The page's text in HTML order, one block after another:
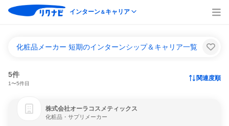
インターン＆キャリア
化粧品メーカー 短期のインターンシップ＆キャリア一覧
5件
1〜5件目
関連度順
株式会社オーラコスメティックス
化粧品・サプリメーカー